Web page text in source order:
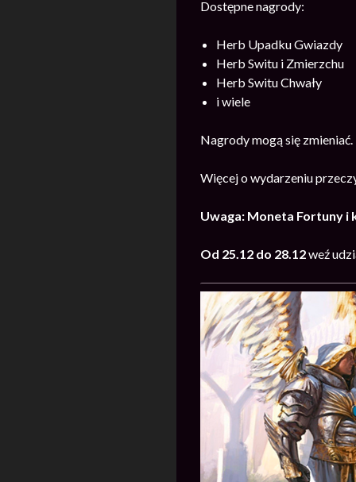
Dostępne nagrody:
Herb Upadku Gwiazdy
Herb Switu i Zmierzchu
Herb Switu Chwały
i wiele
Nagrody mogą się zmieniać.
Więcej o wydarzeniu
Uwaga: Moneta Fortuny i
Od 25.12 do 28.12weź